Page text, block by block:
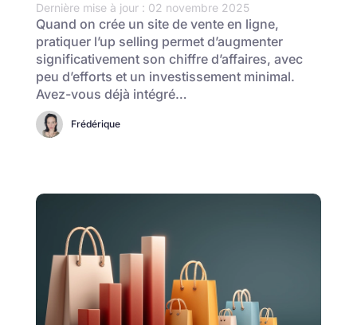
Dernière mise à jour : 02 novembre 2025
Quand on crée un site de vente en ligne,
pratiquer l’up selling permet d’augmenter
significativement son chiffre d’affaires, avec
peu d’efforts et un investissement minimal.
Avez-vous déjà intégré…
Frédérique